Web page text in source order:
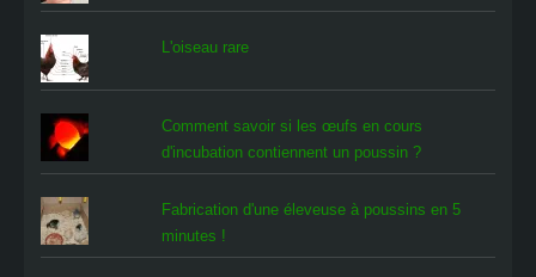
L'oiseau rare
Comment savoir si les œufs en cours
d'incubation contiennent un poussin ?
Fabrication d'une éleveuse à poussins en 5
minutes !